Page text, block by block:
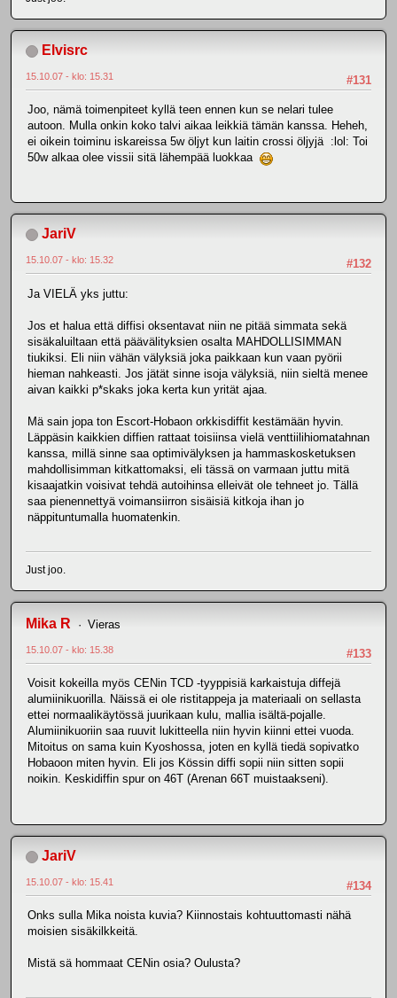
Elvisrc
#131
15.10.07 - klo: 15.31
Joo, nämä toimenpiteet kyllä teen ennen kun se nelari tulee
autoon. Mulla onkin koko talvi aikaa leikkiä tämän kanssa. Heheh,
ei oikein toiminu iskareissa 5w öljyt kun laitin crossi öljyjä :lol: Toi
50w alkaa olee vissii sitä lähempää luokkaa
JariV
#132
15.10.07 - klo: 15.32
Ja VIELÄ yks juttu:
Jos et halua että diffisi oksentavat niin ne pitää simmata sekä
sisäkaluiltaan että päävälityksien osalta MAHDOLLISIMMAN
tiukiksi. Eli niin vähän välyksiä joka paikkaan kun vaan pyörii
hieman nahkeasti. Jos jätät sinne isoja välyksiä, niin sieltä menee
aivan kaikki p*skaks joka kerta kun yrität ajaa.
Mä sain jopa ton Escort-Hobaon orkkisdiffit kestämään hyvin.
Läppäsin kaikkien diffien rattaat toisiinsa vielä venttiilihiomatahnan
kanssa, millä sinne saa optimivälyksen ja hammaskosketuksen
mahdollisimman kitkattomaksi, eli tässä on varmaan juttu mitä
kisaajatkin voisivat tehdä autoihinsa elleivät ole tehneet jo. Tällä
saa pienennettyä voimansiirron sisäisiä kitkoja ihan jo
näppituntumalla huomatenkin.
Just joo.
Mika R Vieras
#133
15.10.07 - klo: 15.38
Voisit kokeilla myös CENin TCD -tyyppisiä karkaistuja diffejä
alumiinikuorilla. Näissä ei ole ristitappeja ja materiaali on sellasta
ettei normaalikäytössä juurikaan kulu, mallia isältä-pojalle.
Alumiinikuoriin saa ruuvit lukitteella niin hyvin kiinni ettei vuoda.
Mitoitus on sama kuin Kyoshossa, joten en kyllä tiedä sopivatko
Hobaoon miten hyvin. Eli jos Kössin diffi sopii niin sitten sopii
noikin. Keskidiffin spur on 46T (Arenan 66T muistaakseni).
JariV
#134
15.10.07 - klo: 15.41
Onks sulla Mika noista kuvia? Kiinnostais kohtuuttomasti nähä
moisien sisäkilkkeitä.
Mistä sä hommaat CENin osia? Oulusta?